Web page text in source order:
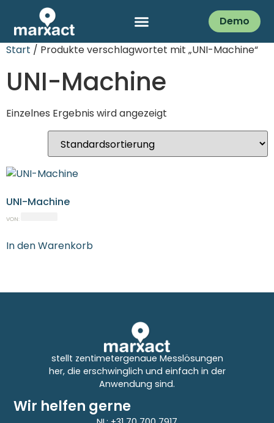
Demo
Start / Produkte verschlagwortet mit „UNI-Machine“
UNI-Machine
Einzelnes Ergebnis wird angezeigt
UNI-Machine
VON:
In den Warenkorb
stellt zentimetergenaue Messlösungen
her, die erschwinglich und einfach in der
Anwendung sind.
Wir helfen gerne